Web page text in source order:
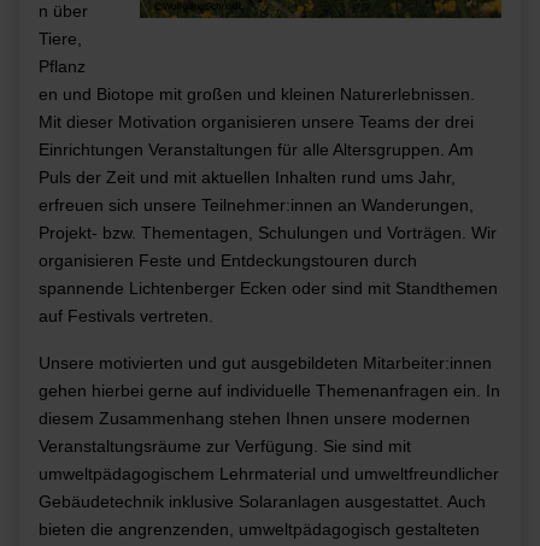
n über
Tiere,
Pflanz
en und Biotope mit großen und kleinen Naturerlebnissen.
Mit dieser Motivation organisieren unsere Teams der drei
Einrichtungen Veranstaltungen für alle Altersgruppen. Am
Puls der Zeit und mit aktuellen Inhalten rund ums Jahr,
erfreuen sich unsere Teilnehmer:innen an Wanderungen,
Projekt- bzw. Thementagen, Schulungen und Vorträgen. Wir
organisieren Feste und Entdeckungstouren durch
spannende Lichtenberger Ecken oder sind mit Standthemen
auf Festivals vertreten.
Unsere motivierten und gut ausgebildeten Mitarbeiter:innen
gehen hierbei gerne auf individuelle Themenanfragen ein. In
diesem Zusammenhang stehen Ihnen unsere modernen
Veranstaltungsräume zur Verfügung. Sie sind mit
umweltpädagogischem Lehrmaterial und umweltfreundlicher
Gebäudetechnik inklusive Solaranlagen ausgestattet. Auch
bieten die angrenzenden, umweltpädagogisch gestalteten